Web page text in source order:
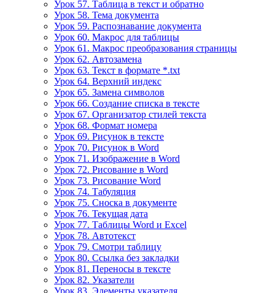
Урок 57. Таблица в текст и обратно
Урок 58. Тема документа
Урок 59. Распознавание документа
Урок 60. Макрос для таблицы
Урок 61. Макрос преобразования страницы
Урок 62. Автозамена
Урок 63. Текст в формате *.txt
Урок 64. Верхний индекс
Урок 65. Замена символов
Урок 66. Создание списка в тексте
Урок 67. Организатор стилей текста
Урок 68. Формат номера
Урок 69. Рисунок в тексте
Урок 70. Рисунок в Word
Урок 71. Изображение в Word
Урок 72. Рисование в Word
Урок 73. Рисование Word
Урок 74. Табуляция
Урок 75. Сноска в документе
Урок 76. Текущая дата
Урок 77. Таблицы Word и Excel
Урок 78. Автотекст
Урок 79. Смотри таблицу
Урок 80. Ссылка без закладки
Урок 81. Переносы в тексте
Урок 82. Указатели